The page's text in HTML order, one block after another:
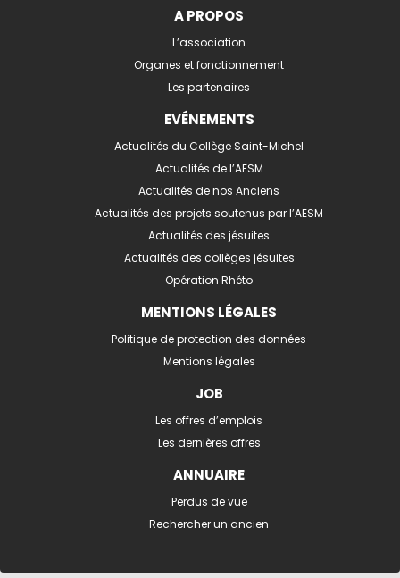
A PROPOS
L’association
Organes et fonctionnement
Les partenaires
EVÉNEMENTS
Actualités du Collège Saint-Michel
Actualités de l’AESM
Actualités de nos Anciens
Actualités des projets soutenus par l’AESM
Actualités des jésuites
Actualités des collèges jésuites
Opération Rhéto
MENTIONS LÉGALES
Politique de protection des données
Mentions légales
JOB
Les offres d’emplois
Les dernières offres
ANNUAIRE
Perdus de vue
Rechercher un ancien